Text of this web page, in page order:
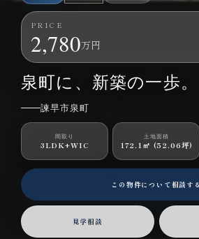
PRICE
2,780万円
諫早市泉町｜一戸建｜3LDK+WIC
泉町に、新築の一歩。
諫早市泉町
間取り
3LDK+WIC
土地面積
172.1㎡ (52.06坪)
この物件について相談する
見学相談